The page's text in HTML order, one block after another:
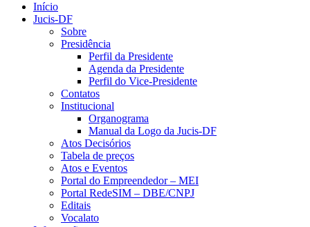
Início
Jucis-DF
Sobre
Presidência
Perfil da Presidente
Agenda da Presidente
Perfil do Vice-Presidente
Contatos
Institucional
Organograma
Manual da Logo da Jucis-DF
Atos Decisórios
Tabela de preços
Atos e Eventos
Portal do Empreendedor – MEI
Portal RedeSIM – DBE/CNPJ
Editais
Vocalato